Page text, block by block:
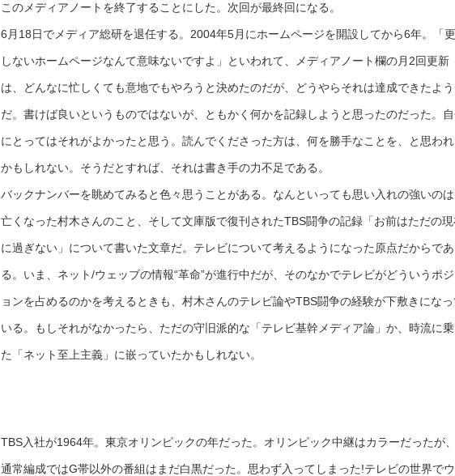
このメディアノートを終了することにした。次回が最終回になる。
6月18日でメディア総研を退任する。2004年5月にホームページを開設してから6年。「
しないホームページなんて意味ないですよ」といわれて、メディアノート欄の月2回更新
は、どんなに忙しくても意地でもやろうと決めたのだが、どうやらそれは達成できたよう
だ。書けば良いというものではないが、ともかく何かを記録しようと思ったのだった。
にとってはそれがよかったと思う。読んでくださった方は、何を勝手なことを、と思われ
かもしれない。そうだとすれば、それは書き手の力不足である。
バックナンバーを眺めてみると色々思うことがある。なんといっても思い入れの強いのは
亡くなった村木さんのこと、そして文庫版で復刊されたTBS闘争の記録「お前はただの
に過ぎない」について書いた文章だ。テレビについて考えるようになった原点だからであ
る。いま、ネット/ウェッブの情報“革命”が進行中だが、そのなかでテレビがどういうポ
ョンを占めるのかを考えるときも、村木さんのテレビ論やTBS闘争の経験が下敷きになっ
いる。もしそれがなかったら、ただの守旧派的な「テレビ基幹メディア論」か、時流に乗
た「ネット至上主義」に嵌っていたかもしれない。
TBS入社が1964年。東京オリンピックの年だった。オリンピック中継はカラーだったが、
通常編成ではG帯以外の番組はまだ白黒だった。思わず入ってしまった!テレビの世界で